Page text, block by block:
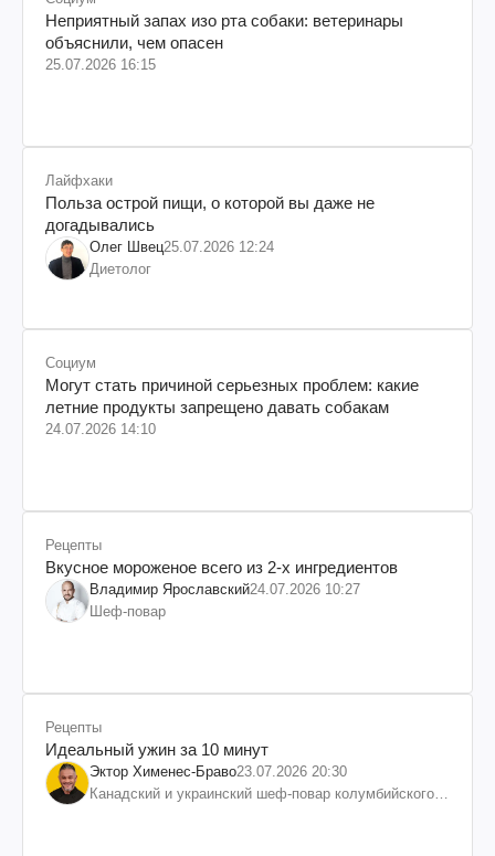
Неприятный запах изо рта собаки: ветеринары
объяснили, чем опасен
25.07.2026 16:15
Лайфхаки
Польза острой пищи, о которой вы даже не
догадывались
Олег Швец25.07.2026 12:24
Диетолог
Социум
Могут стать причиной серьезных проблем: какие
летние продукты запрещено давать собакам
24.07.2026 14:10
Рецепты
Вкусное мороженое всего из 2-х ингредиентов
Владимир Ярославский24.07.2026 10:27
Шеф-повар
Рецепты
Идеальный ужин за 10 минут
Эктор Хименес-Браво23.07.2026 20:30
Канадский и украинский шеф-повар колумбийского